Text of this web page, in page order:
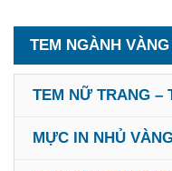
TEM NGÀNH VÀNG
TEM NỮ TRANG –
MỰC IN NHỦ